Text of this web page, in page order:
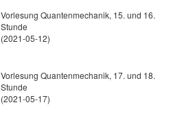
Vorlesung Quantenmechanik, 15. und 16.
Stunde
(2021-05-12)
Vorlesung Quantenmechanik, 17. und 18.
Stunde
(2021-05-17)